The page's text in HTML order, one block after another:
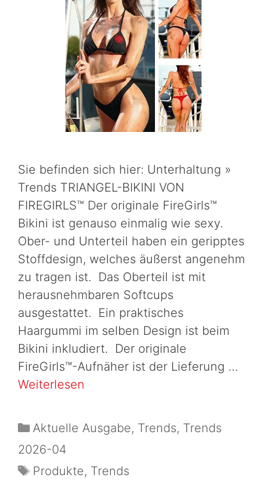
Sie befinden sich hier: Unterhaltung »
Trends TRIANGEL-BIKINI VON
FIREGIRLS™ Der originale FireGirls™
Bikini ist genauso einmalig wie sexy.
Ober- und Unterteil haben ein geripptes
Stoffdesign, welches äußerst angenehm
zu tragen ist. Das Oberteil ist mit
herausnehmbaren Softcups
ausgestattet. Ein praktisches
Haargummi im selben Design ist beim
Bikini inkludiert. Der originale
FireGirls™-Aufnäher ist der Lieferung …
Weiterlesen
Aktuelle Ausgabe, Trends, Trends
2026-04
Produkte, Trends